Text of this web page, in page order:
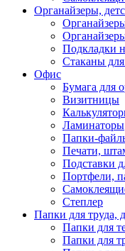
Органайзеры,
Подкладки
Стаканы
Офис
Бумага для
Визитницы
Ламинаторы
Папки-
Печати,
Подставки
Портфели,
Степлер
Папки для труда,
Папки для
Папки для